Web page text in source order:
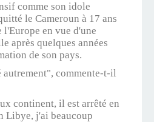
comme son idole
le Cameroun à 17 ans
en vue d'une
après quelques années
de son pays.
autrement", commente-t-il
continent, il est arrêté en
Libye, j'ai beaucoup